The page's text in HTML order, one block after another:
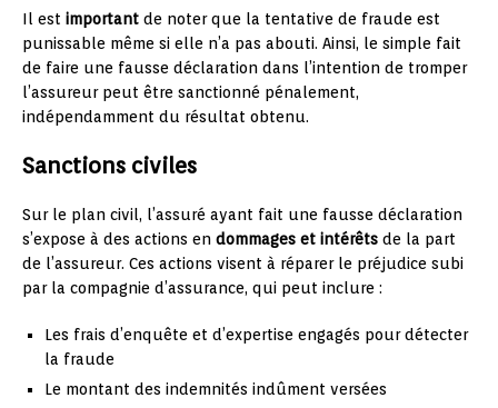
Il est important de noter que la tentative de fraude est
punissable même si elle n’a pas abouti. Ainsi, le simple fait
de faire une fausse déclaration dans l’intention de tromper
l’assureur peut être sanctionné pénalement,
indépendamment du résultat obtenu.
Sanctions civiles
Sur le plan civil, l’assuré ayant fait une fausse déclaration
s’expose à des actions en dommages et intérêts de la part
de l’assureur. Ces actions visent à réparer le préjudice subi
par la compagnie d’assurance, qui peut inclure :
Les frais d’enquête et d’expertise engagés pour détecter
la fraude
Le montant des indemnités indûment versées